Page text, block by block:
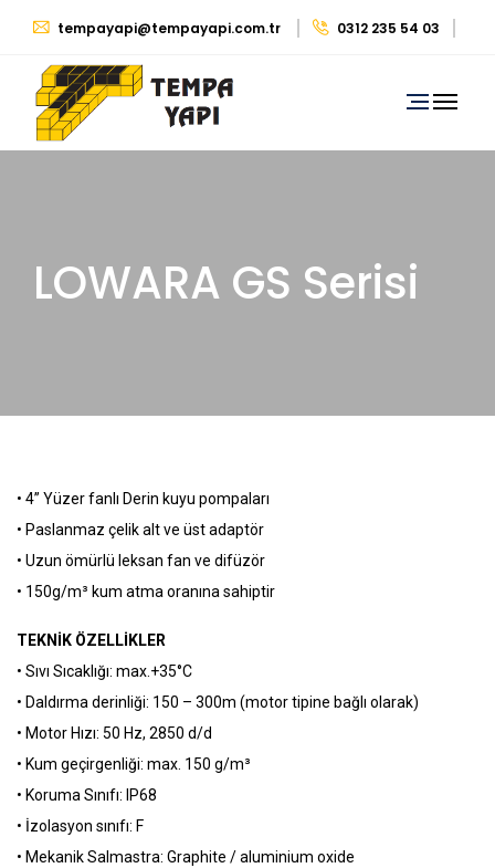
tempayapi@tempayapi.com.tr 0312 235 54 03
0530 879 29 39
LOWARA GS Serisi
• 4” Yüzer fanlı Derin kuyu pompaları
• Paslanmaz çelik alt ve üst adaptör
• Uzun ömürlü leksan fan ve difüzör
• 150g/m³ kum atma oranına sahiptir
TEKNİK ÖZELLİKLER
• Sıvı Sıcaklığı: max.+35°C
• Daldırma derinliği: 150 – 300m (motor tipine bağlı olarak)
• Motor Hızı: 50 Hz, 2850 d/d
• Kum geçirgenliği: max. 150 g/m³
• Koruma Sınıfı: IP68
• İzolasyon sınıfı: F
• Mekanik Salmastra: Graphite / aluminium oxide